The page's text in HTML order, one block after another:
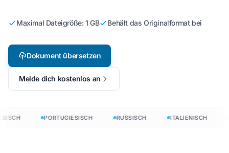
Maximal Dateigröße: 1 GB Behält das Originalformat bei
Dokument übersetzen
Melde dich kostenlos an
PORTUGIESISCH RUSSISCH ITALIENISCH